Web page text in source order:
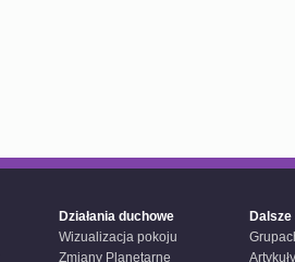
Działania duchowe
Wizualizacja pokoju
Zmiany Planetarne
Artykuły